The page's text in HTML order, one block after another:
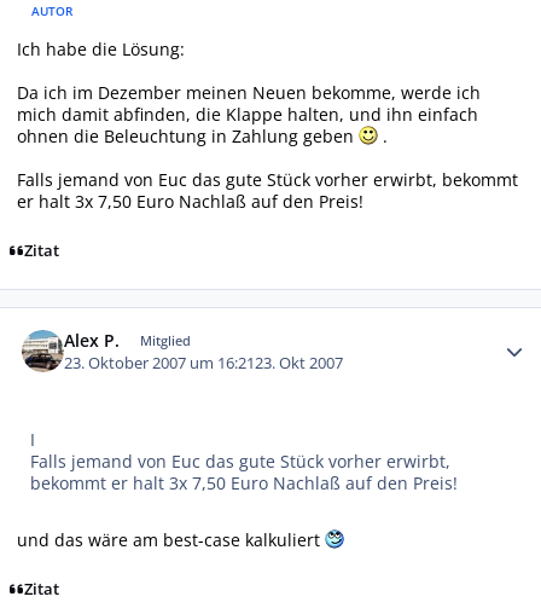
AUTOR
Ich habe die Lösung:
Da ich im Dezember meinen Neuen bekomme, werde ich
mich damit abfinden, die Klappe halten, und ihn einfach
ohnen die Beleuchtung in Zahlung geben
.
Falls jemand von Euc das gute Stück vorher erwirbt, bekommt
er halt 3x 7,50 Euro Nachlaß auf den Preis!
Zitat
Alex P. Mitglied
23. Oktober 2007 um 16:2123. Okt 2007
I
Falls jemand von Euc das gute Stück vorher erwirbt,
bekommt er halt 3x 7,50 Euro Nachlaß auf den Preis!
und das wäre am best-case kalkuliert
Zitat